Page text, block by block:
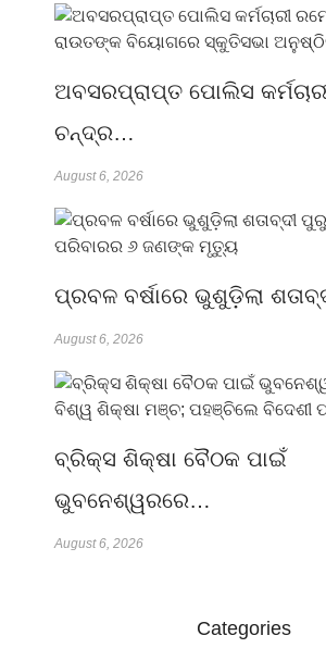
ଅବସରପ୍ରାପ୍ତ ପୋଲିସ
ଚନ୍ଦ୍ର…
August 6, 2026
ପ୍ରବଳ ବର୍ଷାରେ ଭୁଶୁଡ଼ିଲା
August 6, 2026
ବ୍ରିକ୍ସ ଶିକ୍ଷା ବୈଠକ ପାଇଁ
ଭୁବନେଶ୍ୱରରେ…
August 6, 2026
Categories